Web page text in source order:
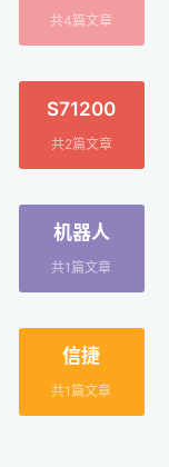
共4篇文章
S71200
共2篇文章
机器人
共1篇文章
信捷
共1篇文章